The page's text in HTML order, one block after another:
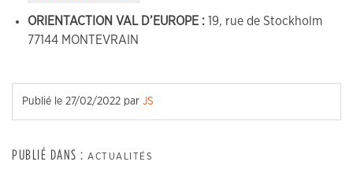
ORIENTACTION VAL D’EUROPE : 19, rue de Stockholm
77144 MONTEVRAIN
Publié le 27/02/2022 par JS
PUBLIÉ DANS : ACTUALITÉS